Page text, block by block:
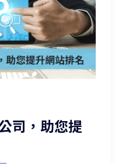
司，助您提